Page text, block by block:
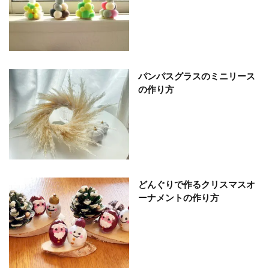
パンパスグラスのミニリース
の作り方
どんぐりで作るクリスマスオ
ーナメントの作り方